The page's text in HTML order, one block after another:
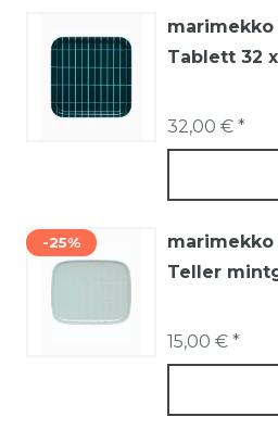
Tablett 32
32,00 € *
-25%
Teller
15,00 € *